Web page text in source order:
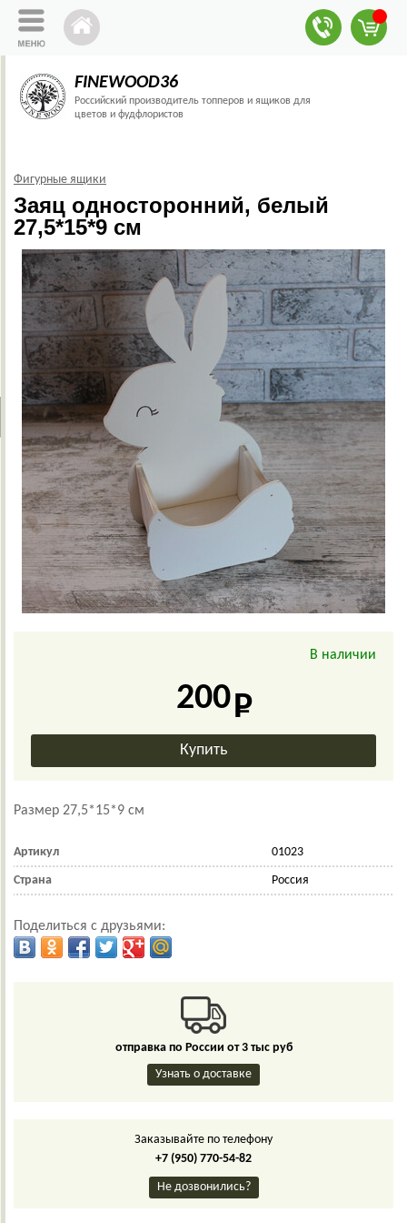
FINEWOOD36
Российский производитель топперов и ящиков для
цветов и фудфлористов
Фигурные ящики
Заяц односторонний, белый
27,5*15*9 см
В наличии
200
Размер 27,5*15*9 см
Артикул 01023
Страна Россия
Поделиться с друзьями:
отправка по России от 3 тыс руб
Узнать о доставке
Заказывайте по телефону
+7 (950) 770-54-82
Не дозвонились?